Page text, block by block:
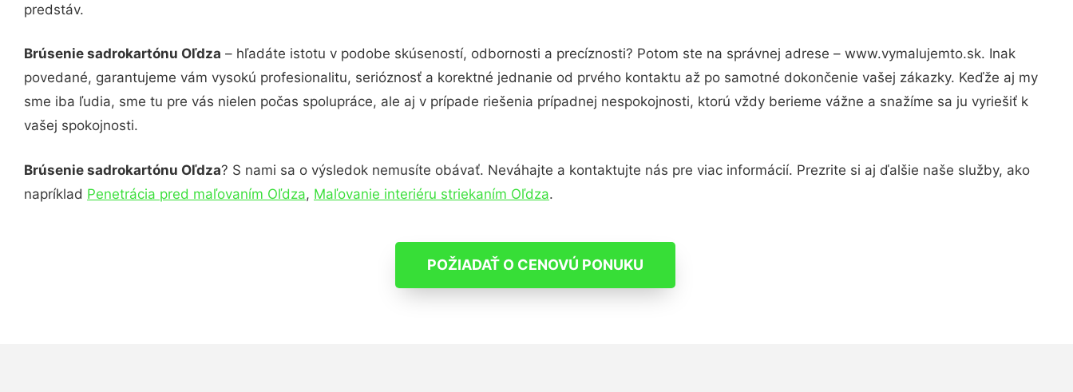
predstáv.
Brúsenie sadrokartónu Oľdza – hľadáte istotu v podobe skúseností, odbornosti a precíznosti? Potom ste na správnej adrese – www.vymalujemto.sk. Inak
povedané, garantujeme vám vysokú profesionalitu, serióznosť a korektné jednanie od prvého kontaktu až po samotné dokončenie vašej zákazky. Keďže aj my
sme iba ľudia, sme tu pre vás nielen počas spolupráce, ale aj v prípade riešenia prípadnej nespokojnosti, ktorú vždy berieme vážne a snažíme sa ju vyriešiť k
vašej spokojnosti.
Brúsenie sadrokartónu Oľdza? S nami sa o výsledok nemusíte obávať. Neváhajte a kontaktujte nás pre viac informácií. Prezrite si aj ďalšie naše služby, ako
napríklad Penetrácia pred maľovaním Oľdza, Maľovanie interiéru striekaním Oľdza.
POŽIADAŤ O CENOVÚ PONUKU